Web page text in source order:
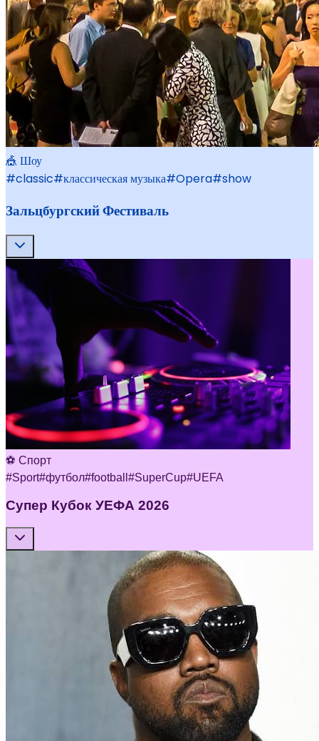
🎪 Шоу
#classic#классическая музыка#Opera#show
Зальцбургский Фестиваль
⚽ Спорт
#Sport#футбол#football #SuperCup#UEFA
Супер Кубок УЕФА 2026